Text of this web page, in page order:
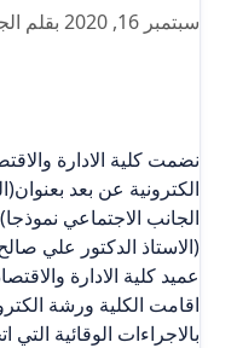
سبتمبر 16, 2020 بقلم
نضمت كلية الادارة
الكترونية عن بعد
الجانب الاجتماعي
(الاستاذ الدكتور علي
عميد كلية الادارة
اقامت الكلية ورشة
بالاجراءات الوقائية